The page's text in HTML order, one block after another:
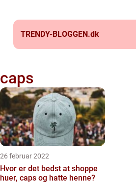
TRENDY-BLOGGEN.dk
caps
26 februar 2022
Hvor er det bedst at shoppe
huer, caps og hatte henne?